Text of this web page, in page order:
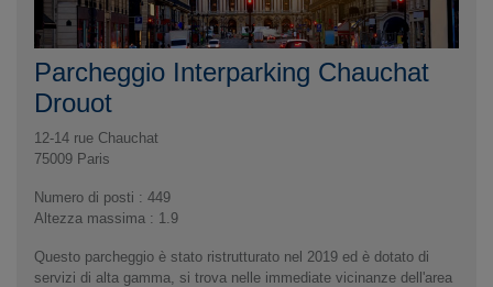
Parcheggio Interparking Chauchat
Drouot
12-14 rue Chauchat
75009 Paris
Numero di posti : 449
Altezza massima : 1.9
Questo parcheggio è stato ristrutturato nel 2019 ed è dotato di
servizi di alta gamma, si trova nelle immediate vicinanze dell'area